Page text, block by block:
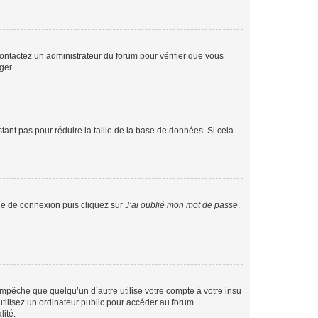
un administrateur du forum pour vérifier que vous
pas pour réduire la taille de la base de données. Si cela
de connexion puis cliquez sur J’ai oublié mon mot de passe.
que quelqu’un d’autre utilise votre compte à votre insu
un ordinateur public pour accéder au forum